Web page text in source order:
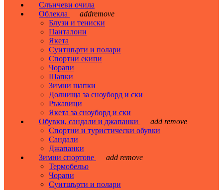
Слънчеви очила
Облекла
addremove
Блузи и тениски
Панталони
Якета
Суитшърти и полари
Спортни екипи
Чорапи
Шапки
Зимни шапки
Долнища за сноуборд и ски
Ръкавици
Якета за сноуборд и ски
Обувки, сандали и джапанки
add remove
Спортни и туристически обувки
Сандали
Джапанки
Зимни спортове
add remove
Термобельо
Чорапи
Суитшърти и полари